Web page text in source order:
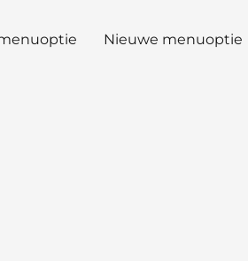
Nieuwe menuoptie